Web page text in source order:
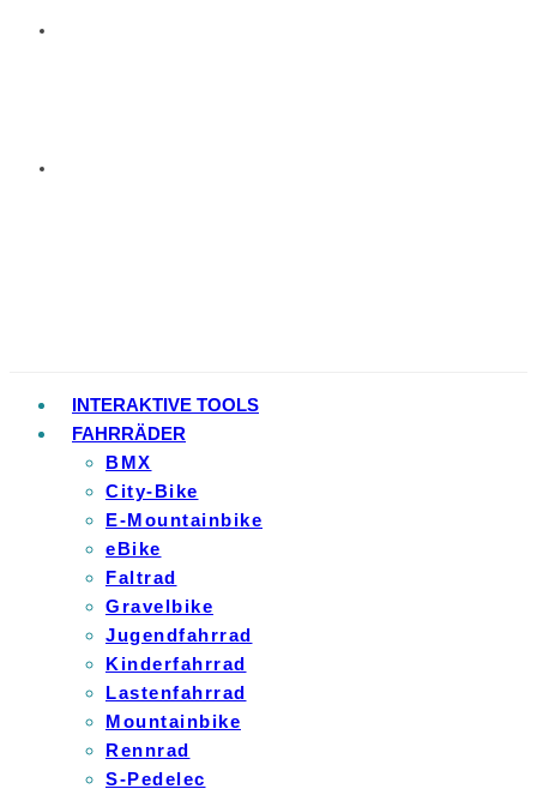
INTERAKTIVE TOOLS
FAHRRÄDER
BMX
City-Bike
E-Mountainbike
eBike
Faltrad
Gravelbike
Jugendfahrrad
Kinderfahrrad
Lastenfahrrad
Mountainbike
Rennrad
S-Pedelec